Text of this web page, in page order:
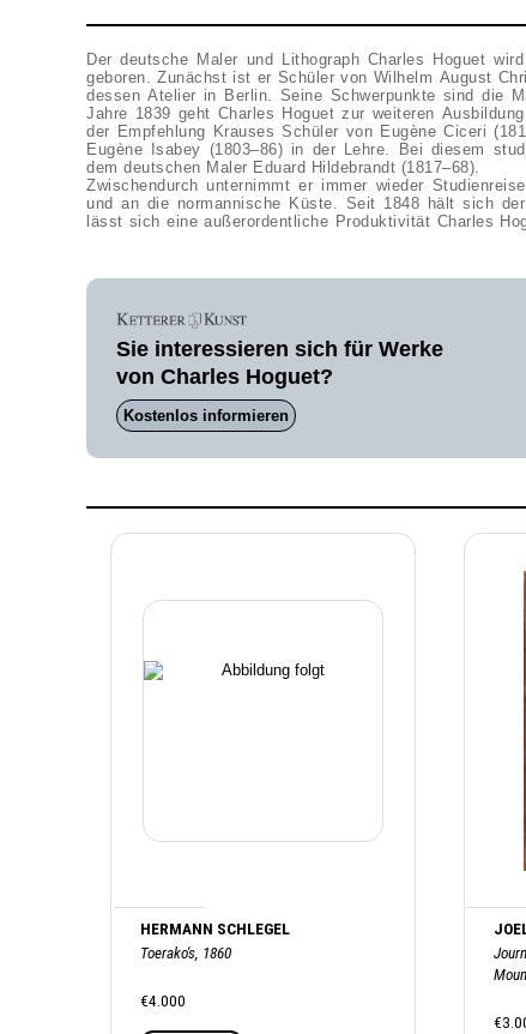
Der deutsche Maler und Lithograph Charles Hoguet
geboren. Zunächst ist er Schüler von Wilhelm August
dessen Atelier in Berlin. Seine Schwerpunkte sind die
Jahre 1839 geht Charles Hoguet zur weiteren
der Empfehlung Krauses Schüler von Eugène Ciceri
Eugène Isabey (1803–86) in der Lehre. Bei diesem
dem deutschen Maler Eduard Hildebrandt (1817–68).
Zwischendurch unternimmt er immer wieder
und an die normannische Küste. Seit 1848 hält sich
lässt sich eine außerordentliche Produktivität Charles
Sie interessieren sich für Werke
von Charles Hoguet?
Kostenlos informieren
HERMANN SCHLEGEL
Toerako's, 1860
€4.000